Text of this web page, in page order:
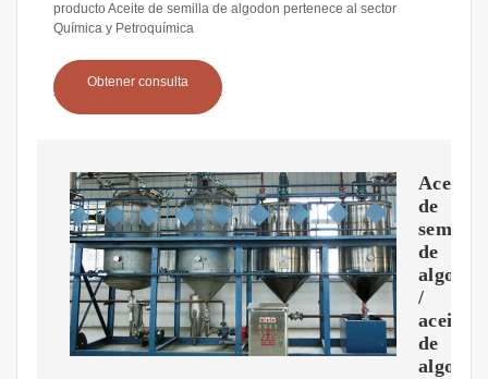
producto Aceite de semilla de algodon pertenece al sector
Química y Petroquímica
Obtener consulta
Aceite
de
semilla
de
algodon
/
aceite
de